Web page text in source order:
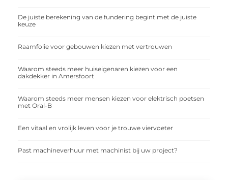
De juiste berekening van de fundering begint met de juiste
keuze
Raamfolie voor gebouwen kiezen met vertrouwen
Waarom steeds meer huiseigenaren kiezen voor een
dakdekker in Amersfoort
Waarom steeds meer mensen kiezen voor elektrisch poetsen
met Oral-B
Een vitaal en vrolijk leven voor je trouwe viervoeter
Past machineverhuur met machinist bij uw project?